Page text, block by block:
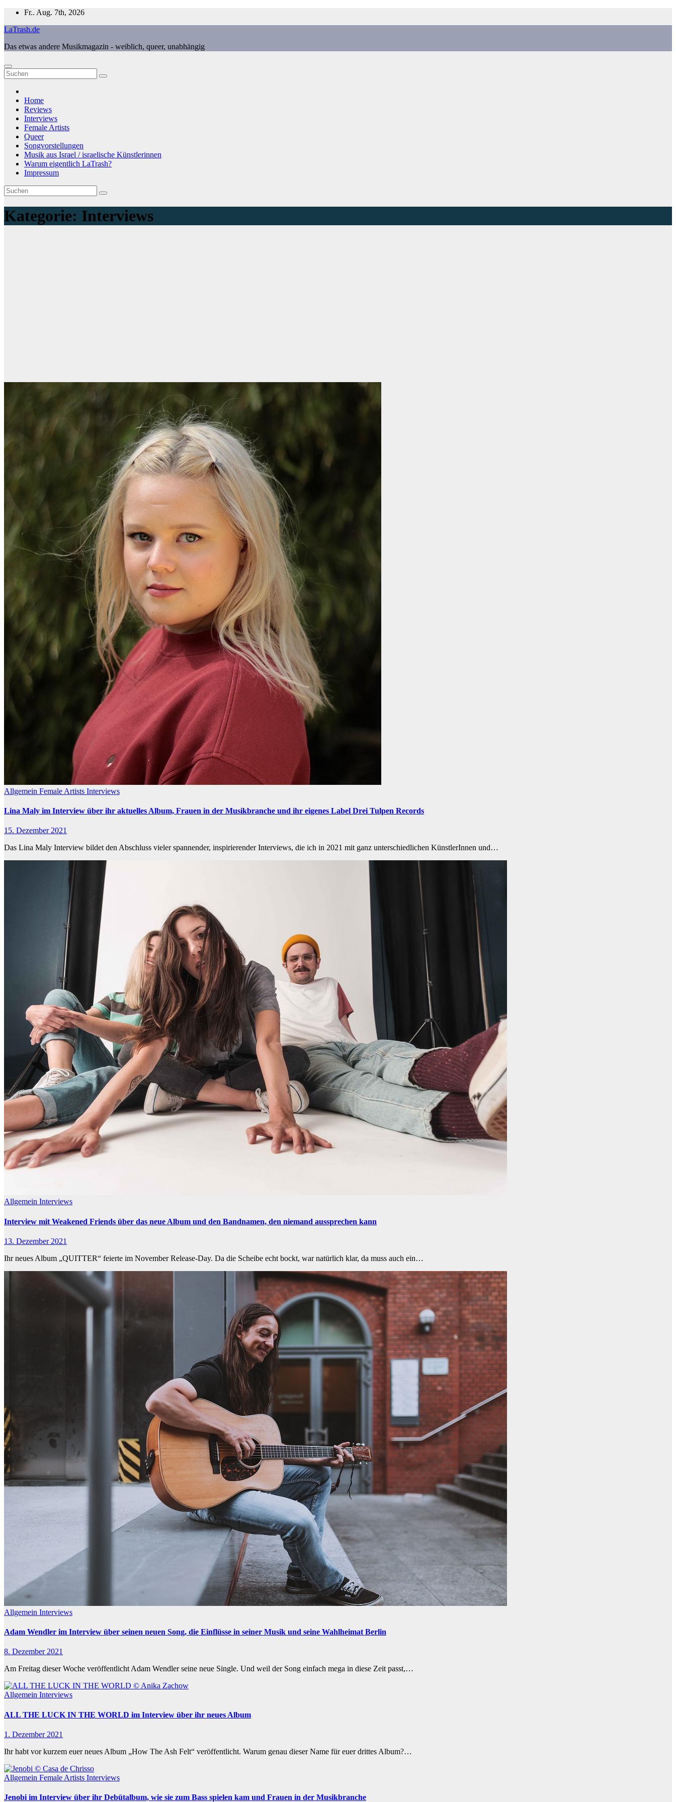
Zum
springen
Fr.. Aug. 7th, 2026
LaTrash.de
Das etwas andere Musikmagazin - weiblich, queer, unabhängig
Home
Reviews
Interviews
Female Artists
Queer
Songvorstellungen
Musik aus Israel / israelische Künstlerinnen
Warum eigentlich LaTrash?
Impressum
Kategorie: Interviews
Allgemein Female Artists Interviews
Lina Maly im Interview über ihr aktuelles Album, Frauen in der Musikbranche und ihr eigenes Label Drei Tulpen Records
15. Dezember 2021
Das Lina Maly Interview bildet den Abschluss vieler spannender, inspirierender Interviews, die ich in 2021 mit ganz unterschiedlichen KünstlerInnen und…
Allgemein Interviews
Interview mit Weakened Friends über das neue Album und den Bandnamen, den niemand aussprechen kann
13. Dezember 2021
Ihr neues Album „QUITTER“ feierte im November Release-Day. Da die Scheibe echt bockt, war natürlich klar, da muss auch ein…
Allgemein Interviews
Adam Wendler im Interview über seinen neuen Song, die Einflüsse in seiner Musik und seine Wahlheimat Berlin
8. Dezember 2021
Am Freitag dieser Woche veröffentlicht Adam Wendler seine neue Single. Und weil der Song einfach mega in diese Zeit passt,…
Allgemein Interviews
ALL THE LUCK IN THE WORLD im Interview über ihr neues Album
1. Dezember 2021
Ihr habt vor kurzem euer neues Album „How The Ash Felt“ veröffentlicht. Warum genau dieser Name für euer drittes Album?…
Allgemein Female Artists Interviews
Jenobi im Interview über ihr Debütalbum, wie sie zum Bass spielen kam und Frauen in der Musikbranche